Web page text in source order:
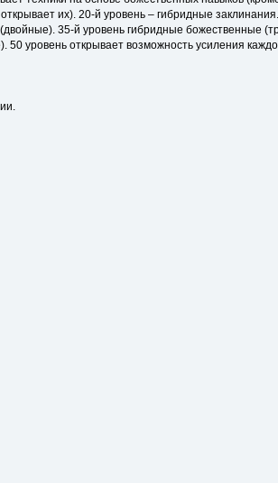
их). 20-й уровень – гибридные
35-й уровень гибридные божественные
уровень открывает возможность усиления